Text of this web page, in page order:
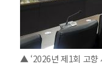
▲ ‘2026년 제1회 고향